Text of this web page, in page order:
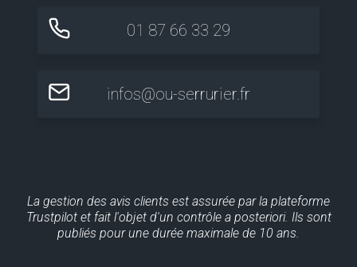
01 87 66 33 29
infos@ou-serrurier.fr
La gestion des avis clients est assurée par la plateforme
Trustpilot et fait l'objet d'un contrôle a posteriori. Ils sont
publiés pour une durée maximale de 10 ans.